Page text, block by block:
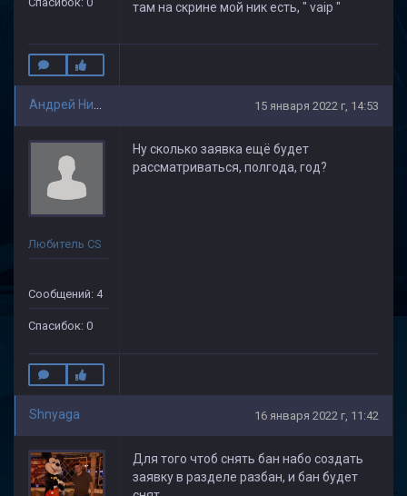
там на скрине мой ник есть, " vaip "
15 января 2022 г, 14:53
Любитель CS
Сообщений: 4
Спасибок: 0
Ну сколько заявка ещё будет
рассматриваться, полгода, год?
Shnyaga 16 января 2022 г, 11:42
Для того чтоб снять бан набо создать
заявку в разделе разбан, и бан будет